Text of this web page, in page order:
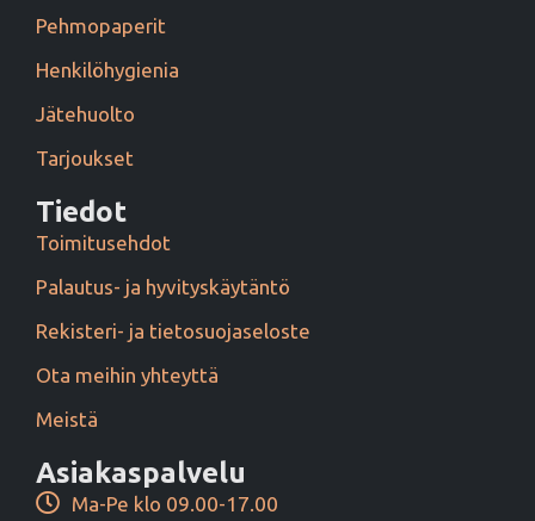
Pehmopaperit
Henkilöhygienia
Jätehuolto
Tarjoukset
Tiedot
Toimitusehdot
Palautus- ja hyvityskäytäntö
Rekisteri- ja tietosuojaseloste
Ota meihin yhteyttä
Meistä
Asiakaspalvelu
Ma-Pe klo 09.00-17.00